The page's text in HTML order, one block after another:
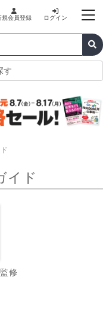
規会員登録 ログイン
す
イド
監修